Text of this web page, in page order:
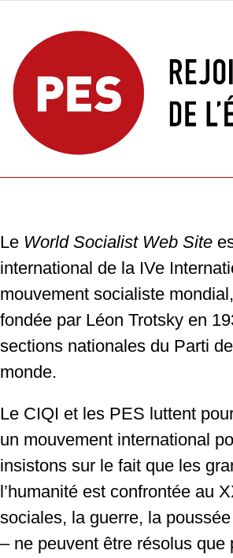
Le World Socialist Web Site
international de la IVe
mouvement socialiste
fondée par Léon Trotsky en
sections nationales du Parti
monde.
Le CIQI et les PES luttent
un mouvement international
insistons sur le fait que les
l’humanité est confrontée au
sociales, la guerre, la
– ne peuvent être résolus